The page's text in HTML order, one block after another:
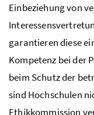
Einbeziehung von
garantieren diese
Kompetenz bei der
beim Schutz der
sind Hochschulen
Ethikkommission